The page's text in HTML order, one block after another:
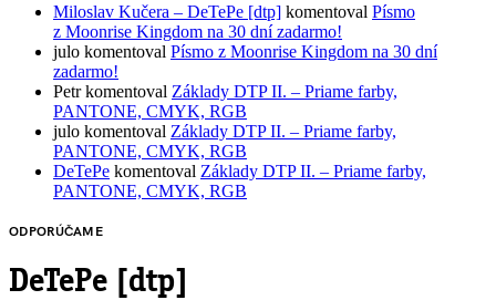
Miloslav Kučera – DeTePe [dtp] komentoval Písmo
z Moonrise Kingdom na 30 dní zadarmo!
julo komentoval Písmo z Moonrise Kingdom na 30 dní
zadarmo!
Petrkomentoval Základy DTP II. – Priame farby,
PANTONE, CMYK, RGB
julo komentoval Základy DTP II. – Priame farby,
PANTONE, CMYK, RGB
DeTePe komentoval Základy DTP II. – Priame farby,
PANTONE, CMYK, RGB
ODPORÚČAME
DeTePe [dtp]